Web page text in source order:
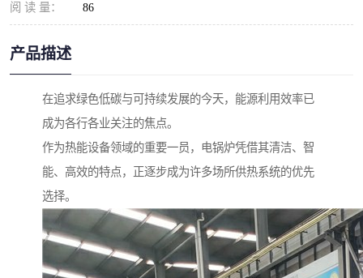
阅 读 量： 86
产品描述
在追求绿色低碳与可持续发展的今天，能源利用效率已
成为各行各业关注的焦点。
作为热能设备领域的重要一员，电锅炉凭借其清洁、智
能、高效的特点，正逐步成为许多场所供热系统的优先
选择。